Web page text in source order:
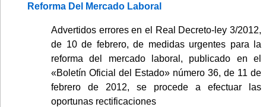
Reforma Del Mercado Laboral
Advertidos errores en el Real Decreto-ley 3/2012,
de 10 de febrero, de medidas urgentes para la
reforma del mercado laboral, publicado en el
«Boletín Oficial del Estado» número 36, de 11 de
febrero de 2012, se procede a efectuar las
oportunas rectificaciones